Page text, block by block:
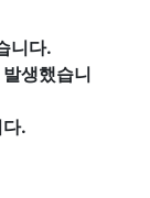
니다.
생했습니
.